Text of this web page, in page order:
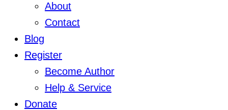
About
Contact
Blog
Register
Become Author
Help & Service
Donate